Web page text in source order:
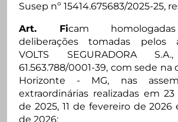
Susep nº 15414.675683/2025-25,
Art. Ficam
deliberações tomadas pelos
VOLTS SEGURADORA
61.563.788/0001-39, com sede
Horizonte - MG, nas
extraordinárias realizadas em
de 2025, 11 de fevereiro de
de 2026: